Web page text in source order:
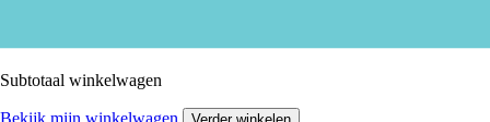
Subtotaal winkelwagen
Bekijk mijn winkelwagen